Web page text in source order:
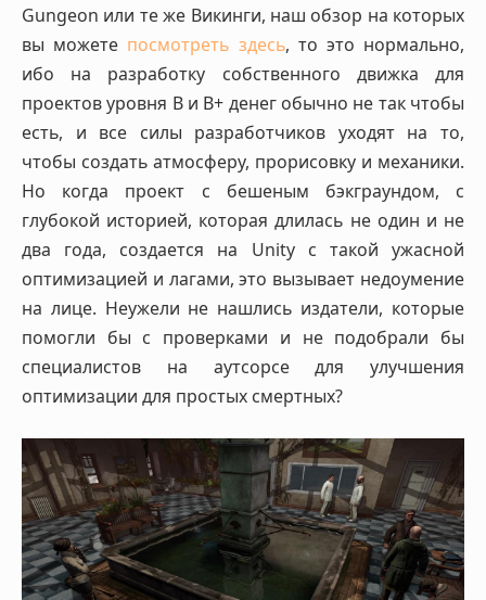
Gungeon или те же Викинги, наш обзор на которых
вы можете посмотреть здесь, то это нормально,
ибо на разработку собственного движка для
проектов уровня B и B+ денег обычно не так чтобы
есть, и все силы разработчиков уходят на то,
чтобы создать атмосферу, прорисовку и механики.
Но когда проект с бешеным бэкграундом, с
глубокой историей, которая длилась не один и не
два года, создается на Unity с такой ужасной
оптимизацией и лагами, это вызывает недоумение
на лице. Неужели не нашлись издатели, которые
помогли бы с проверками и не подобрали бы
специалистов на аутсорсе для улучшения
оптимизации для простых смертных?